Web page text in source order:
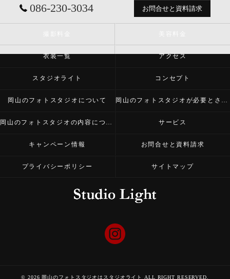
086-230-3034 お問合せと資料請求
衣装一覧 アクセス
スタジオライト コンセプト
岡山のフォトスタジオについて 岡山のフォトスタジオが必要とされる理由
岡山のフォトスタジオの内容について サービス
キャンペーン情報 お問合せと資料請求
プライバシーポリシー サイトマップ
© 2026 岡山のフォトスタジオはスタジオライト ALL RIGHT RESERVED.